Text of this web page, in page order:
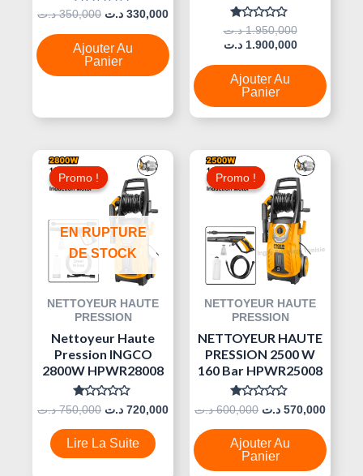
Note
Sur
5
350,000 د.ت 330,000 د.ت
Ajouter Au
Panier
Note
Sur
1.950,000 د.ت
1.900,000 د.ت
Ajouter Au
Panier
Promo !
EN RUPTURE
DE STOCK
Promo !
NETTOYEUR HAUTE
PRESSION
Nettoyeur Haute
Pression INGCO
2800W HPWR28008
Note
0
Sur
5
750,000 د.ت
Prix
Initial
Était :
720,000 د.ت
Le
Lire La Suite
Promo !
Promo !
NETTOYEUR HAUTE
PRESSION
NETTOYEUR HAUTE
PRESSION 2500 W
160 Bar HPWR25008
Note
0
Sur
5
600,000 د.ت
Prix
Initial
Était :
570,000 د.ت
Le
Ajouter Au
Panier